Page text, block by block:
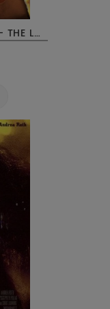
Ο ΧΑΜΕΝΟΣ ΘΗΣΑΥΡΟΣ - THE LOST TREASURE DVD USED